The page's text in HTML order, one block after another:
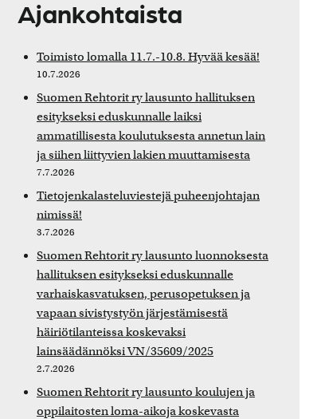
Ajankohtaista
Toimisto lomalla 11.7.-10.8. Hyvää kesää!
10.7.2026
Suomen Rehtorit ry lausunto hallituksen
esitykseksi eduskunnalle laiksi
ammatillisesta koulutuksesta annetun lain
ja siihen liittyvien lakien muuttamisesta
7.7.2026
Tietojenkalasteluviestejä puheenjohtajan
nimissä!
3.7.2026
Suomen Rehtorit ry lausunto luonnoksesta
hallituksen esitykseksi eduskunnalle
varhaiskasvatuksen, perusopetuksen ja
vapaan sivistystyön järjestämisestä
häiriötilanteissa koskevaksi
lainsäädännöksi VN/35609/2025
2.7.2026
Suomen Rehtorit ry lausunto koulujen ja
oppilaitosten loma-aikoja koskevasta